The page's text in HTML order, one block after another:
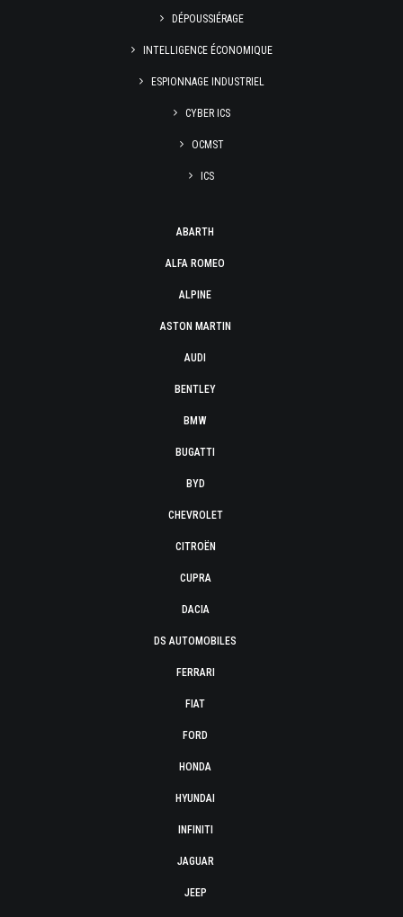
DÉPOUSSIÉRAGE
INTELLIGENCE ÉCONOMIQUE
ESPIONNAGE INDUSTRIEL
CYBER ICS
OCMST
ICS
ABARTH
ALFA ROMEO
ALPINE
ASTON MARTIN
AUDI
BENTLEY
BMW
BUGATTI
BYD
CHEVROLET
CITROËN
CUPRA
DACIA
DS AUTOMOBILES
FERRARI
FIAT
FORD
HONDA
HYUNDAI
INFINITI
JAGUAR
JEEP